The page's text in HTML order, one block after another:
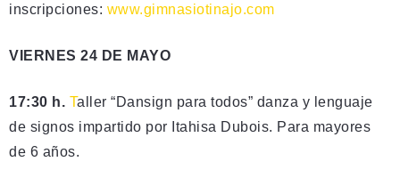
inscripciones: www.gimnasiotinajo.com
VIERNES 24 DE MAYO
17:30 h. Taller “Dansign para todos” danza y lenguaje
de signos impartido por Itahisa Dubois. Para mayores
de 6 años.